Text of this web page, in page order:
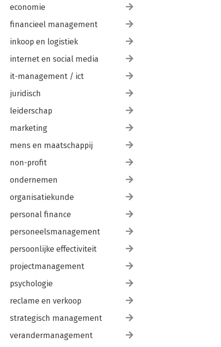
economie
financieel management
inkoop en logistiek
internet en social media
it-management / ict
juridisch
leiderschap
marketing
mens en maatschappij
non-profit
ondernemen
organisatiekunde
personal finance
personeelsmanagement
persoonlijke effectiviteit
projectmanagement
psychologie
reclame en verkoop
strategisch management
verandermanagement